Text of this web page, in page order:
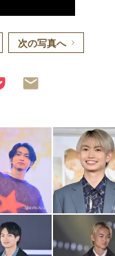
次の写真へ